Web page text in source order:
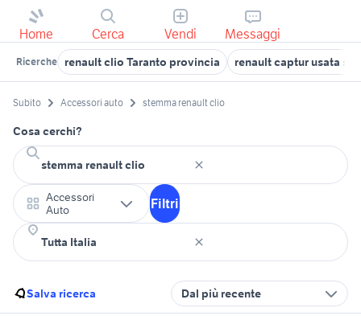
Home Cerca Vendi Messaggi
Ricerche renault clio Taranto provincia renault captur usata
Subito Accessori auto stemma renault clio
Cosa cerchi?
Accessori
Auto
Filtri
Salva ricerca Dal più recente